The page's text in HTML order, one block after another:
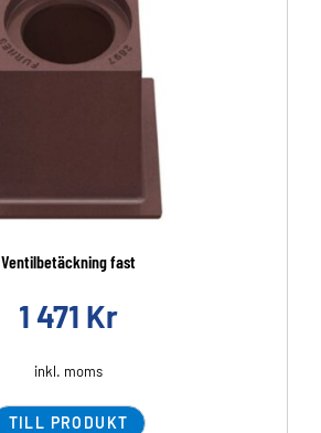
Ventilbetäckning fast
1 471 Kr
inkl. moms
TILL PRODUKT